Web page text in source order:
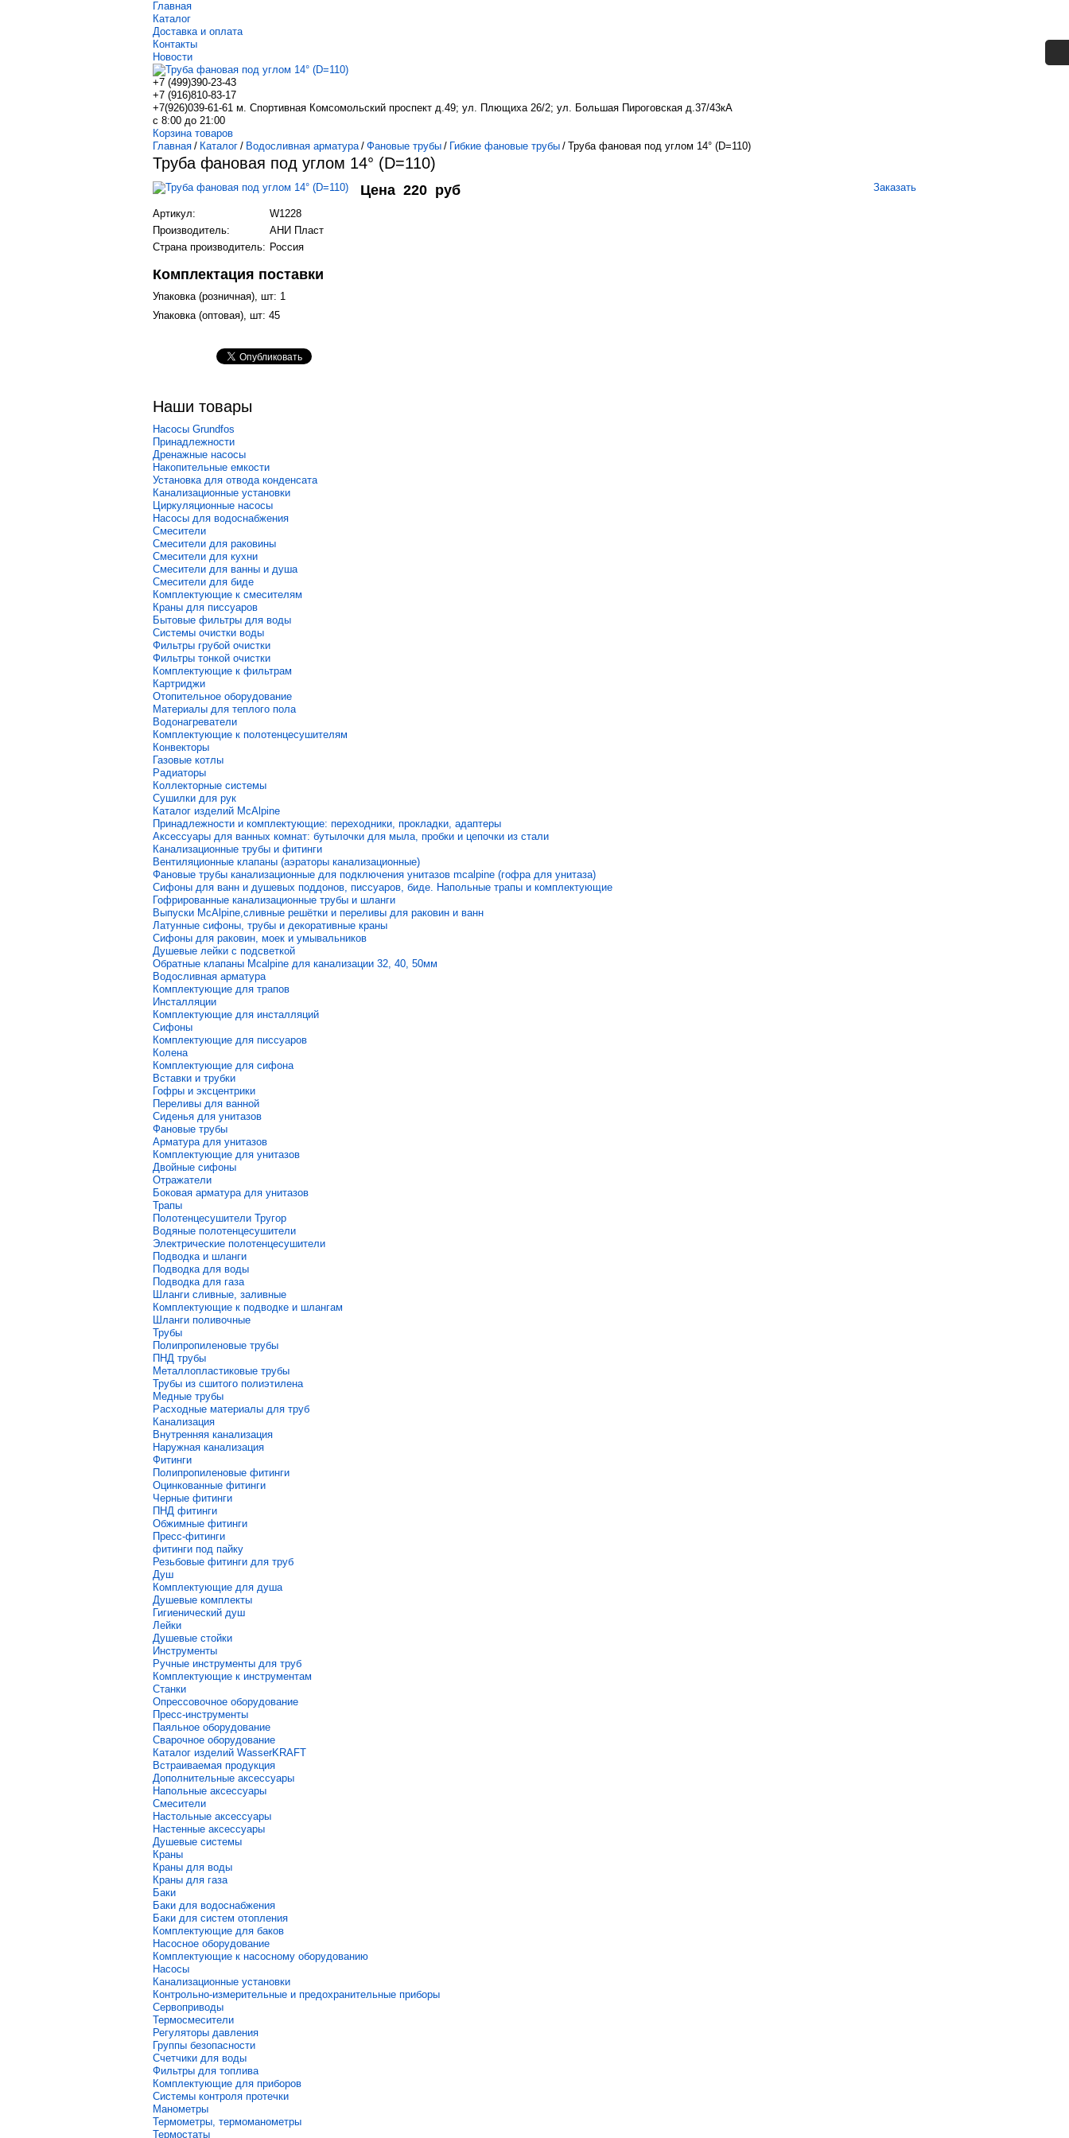
Главная
Каталог
Доставка и оплата
Контакты
Новости
+7 (499)390-23-43
+7 (916)810-83-17
+7(926)039-61-61 м. Спортивная Комсомольский проспект д.49; ул. Плющиха 26/2; ул. Большая Пироговская д.37/43кА
с 8:00 до 21:00
Корзина товаров
Главная / Каталог / Водосливная арматура / Фановые трубы / Гибкие фановые трубы / Труба фановая под углом 14° (D=110)
Труба фановая под углом 14° (D=110)
Заказать
Цена 220 руб
Артикул:
W1228
Производитель:
АНИ Пласт
Страна производитель: Россия
Комплектация поставки
Упаковка (розничная), шт: 1
Упаковка (оптовая), шт: 45
Наши товары
Насосы Grundfos
Принадлежности
Дренажные насосы
Накопительные емкости
Установка для отвода конденсата
Канализационные установки
Циркуляционные насосы
Насосы для водоснабжения
Смесители
Смесители для раковины
Смесители для кухни
Смесители для ванны и душа
Смесители для биде
Комплектующие к смесителям
Краны для писсуаров
Бытовые фильтры для воды
Системы очистки воды
Фильтры грубой очистки
Фильтры тонкой очистки
Комплектующие к фильтрам
Картриджи
Отопительное оборудование
Материалы для теплого пола
Водонагреватели
Комплектующие к полотенцесушителям
Конвекторы
Газовые котлы
Радиаторы
Коллекторные системы
Сушилки для рук
Каталог изделий McAlpine
Принадлежности и комплектующие: переходники, прокладки, адаптеры
Аксессуары для ванных комнат: бутылочки для мыла, пробки и цепочки из стали
Канализационные трубы и фитинги
Вентиляционные клапаны (аэраторы канализационные)
Фановые трубы канализационные для подключения унитазов mcalpine (гофра для унитаза)
Сифоны для ванн и душевых поддонов, писсуаров, биде. Напольные трапы и комплектующие
Гофрированные канализационные трубы и шланги
Выпуски McAlpine,сливные решётки и переливы для раковин и ванн
Латунные сифоны, трубы и декоративные краны
Сифоны для раковин, моек и умывальников
Душевые лейки с подсветкой
Обратные клапаны Mcalpine для канализации 32, 40, 50мм
Водосливная арматура
Комплектующие для трапов
Инсталляции
Комплектующие для инсталляций
Сифоны
Комплектующие для писсуаров
Колена
Комплектующие для сифона
Вставки и трубки
Гофры и эксцентрики
Переливы для ванной
Сиденья для унитазов
Фановые трубы
Арматура для унитазов
Комплектующие для унитазов
Двойные сифоны
Отражатели
Боковая арматура для унитазов
Трапы
Полотенцесушители Тругор
Водяные полотенцесушители
Электрические полотенцесушители
Подводка и шланги
Подводка для воды
Подводка для газа
Шланги сливные, заливные
Комплектующие к подводке и шлангам
Шланги поливочные
Трубы
Полипропиленовые трубы
ПНД трубы
Металлопластиковые трубы
Трубы из сшитого полиэтилена
Медные трубы
Расходные материалы для труб
Канализация
Внутренняя канализация
Наружная канализация
Фитинги
Полипропиленовые фитинги
Оцинкованные фитинги
Черные фитинги
ПНД фитинги
Обжимные фитинги
Пресс-фитинги
фитинги под пайку
Резьбовые фитинги для труб
Душ
Комплектующие для душа
Душевые комплекты
Гигиенический душ
Лейки
Душевые стойки
Инструменты
Ручные инструменты для труб
Комплектующие к инструментам
Станки
Опрессовочное оборудование
Пресс-инструменты
Паяльное оборудование
Сварочное оборудование
Каталог изделий WasserKRAFT
Встраиваемая продукция
Дополнительные аксессуары
Напольные аксессуары
Смесители
Настольные аксессуары
Настенные аксессуары
Душевые системы
Краны
Краны для воды
Краны для газа
Баки
Баки для водоснабжения
Баки для систем отопления
Комплектующие для баков
Насосное оборудование
Комплектующие к насосному оборудованию
Насосы
Канализационные установки
Контрольно-измерительные и предохранительные приборы
Сервоприводы
Термосмесители
Регуляторы давления
Группы безопасности
Счетчики для воды
Фильтры для топлива
Комплектующие для приборов
Системы контроля протечки
Манометры
Термометры, термоманометры
Термостаты